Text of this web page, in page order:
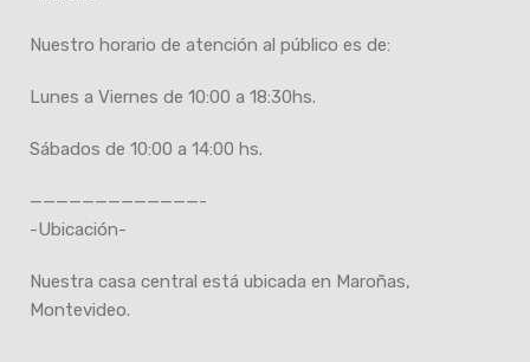
Nuestro horario de atención al público es de:
Lunes a Viernes de 10:00 a 18:30hs.
Sábados de 10:00 a 14:00 hs.
—————————————-
-Ubicación-
Nuestra casa central está ubicada en Maroñas,
Montevideo.